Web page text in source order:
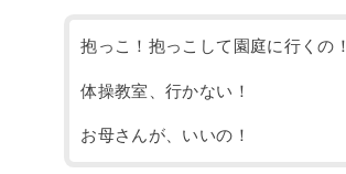
抱っこ！抱っこして園庭に行くの！
体操教室、行かない！
お母さんが、いいの！